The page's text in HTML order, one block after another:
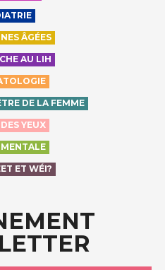
ÂGÉES
AU LIH
DE LA FEMME
YEUX
ET WÉI?